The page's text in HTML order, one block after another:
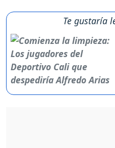
Te gustaría